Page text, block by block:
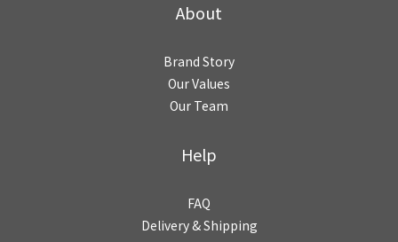
About
Brand Story
Our Values
Our Team
Help
FAQ
Delivery & Shipping